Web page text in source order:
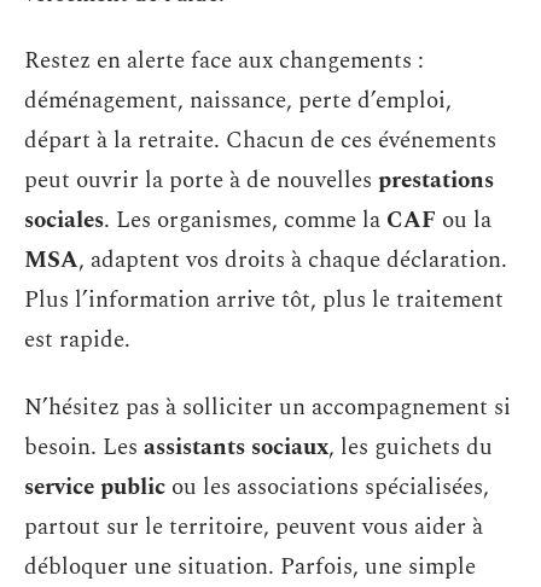
Restez en alerte face aux changements :
déménagement, naissance, perte d’emploi,
départ à la retraite. Chacun de ces événements
peut ouvrir la porte à de nouvelles prestations
sociales. Les organismes, comme la CAF ou la
MSA, adaptent vos droits à chaque déclaration.
Plus l’information arrive tôt, plus le traitement
est rapide.
N’hésitez pas à solliciter un accompagnement si
besoin. Les assistants sociaux, les guichets du
service public ou les associations spécialisées,
partout sur le territoire, peuvent vous aider à
débloquer une situation. Parfois, une simple